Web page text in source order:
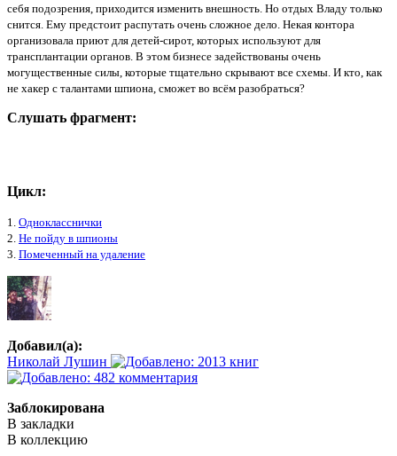
себя подозрения, приходится изменить внешность. Но отдых Владу только
снится. Ему предстоит распутать очень сложное дело. Некая контора
организовала приют для детей-сирот, которых используют для
трансплантации органов. В этом бизнесе задействованы очень
могущественные силы, которые тщательно скрывают все схемы. И кто, как
не хакер с талантами шпиона, сможет во всём разобраться?
Слушать фрагмент:
Цикл:
1. Однокласснички
2. Не пойду в шпионы
3. Помеченный на удаление
Добавил(а):
Николай Лушин
Заблокирована
В закладки
В коллекцию